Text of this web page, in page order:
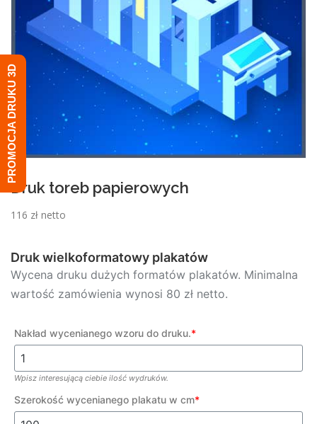
Druk toreb papierowych
116 zł netto
Druk wielkoformatowy plakatów
Wycena druku dużych formatów plakatów. Minimalna
wartość zamówienia wynosi 80 zł netto.
Nakład wycenianego wzoru do druku.*
Wpisz interesującą ciebie ilość wydruków.
Szerokość wycenianego plakatu w cm*
PROMOCJA DRUKU 3D